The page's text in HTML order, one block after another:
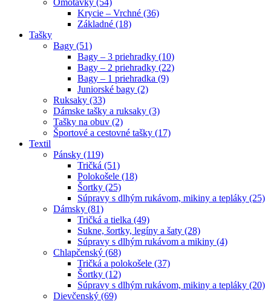
Krycie – Vrchné (36)
Základné (18)
Tašky
Bagy (51)
Bagy – 3 priehradky (10)
Bagy – 2 priehradky (22)
Bagy – 1 priehradka (9)
Juniorské bagy (2)
Ruksaky (33)
Dámske tašky a ruksaky (3)
Tašky na obuv (2)
Športové a cestovné tašky (17)
Textil
Pánsky (119)
Tričká (51)
Polokošele (18)
Šortky (25)
Súpravy s dlhým rukávom, mikiny a tepláky (25)
Dámsky (81)
Tričká a tielka (49)
Sukne, šortky, legíny a šaty (28)
Súpravy s dlhým rukávom a mikiny (4)
Chlapčenský (68)
Tričká a polokošele (37)
Šortky (12)
Súpravy s dlhým rukávom, mikiny a tepláky (20)
Dievčenský (69)